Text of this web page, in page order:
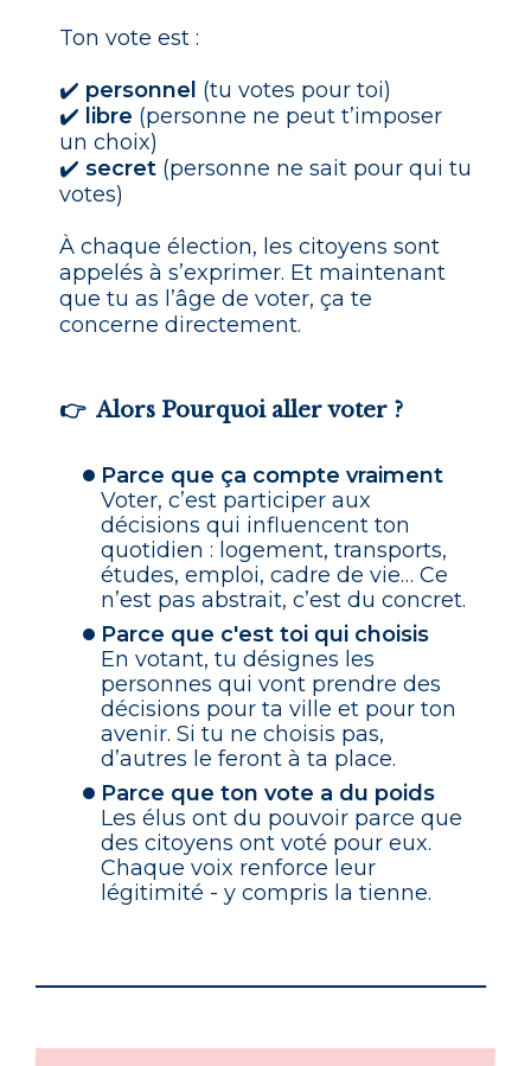
Ton vote est :
✔️ personnel (tu votes pour toi)
✔️ libre (personne ne peut t’imposer
un choix)
✔️ secret (personne ne sait pour qui tu
votes)
À chaque élection, les citoyens sont
appelés à s’exprimer. Et maintenant
que tu as l’âge de voter, ça te
concerne directement.
👉 Alors Pourquoi aller voter ?
Parce que ça compte vraiment
Voter, c’est participer aux
décisions qui influencent ton
quotidien : logement, transports,
études, emploi, cadre de vie… Ce
n’est pas abstrait, c’est du concret.
Parce que c'est toi qui choisis
En votant, tu désignes les
personnes qui vont prendre des
décisions pour ta ville et pour ton
avenir. Si tu ne choisis pas,
d’autres le feront à ta place.
Parce que ton vote a du poids
Les élus ont du pouvoir parce que
des citoyens ont voté pour eux.
Chaque voix renforce leur
légitimité - y compris la tienne.